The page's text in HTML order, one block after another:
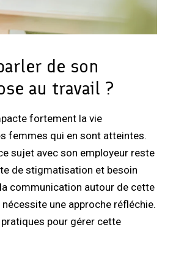
de son
au travail ?
fortement la vie
femmes qui en sont atteintes.
sujet avec son employeur reste
de stigmatisation et besoin
communication autour de cette
une approche réfléchie.
pour gérer cette